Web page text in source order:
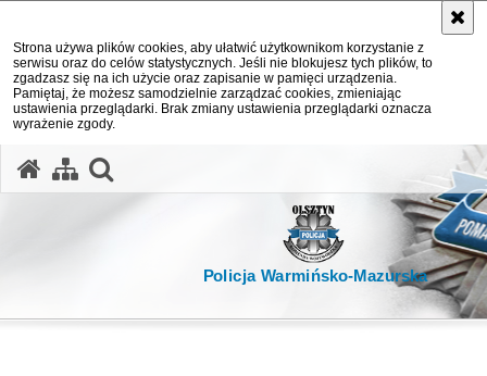
Strona używa plików cookies, aby ułatwić użytkownikom korzystanie z
serwisu oraz do celów statystycznych. Jeśli nie blokujesz tych plików, to
zgadzasz się na ich użycie oraz zapisanie w pamięci urządzenia.
Pamiętaj, że możesz samodzielnie zarządzać cookies, zmieniając
ustawienia przeglądarki. Brak zmiany ustawienia przeglądarki oznacza
wyrażenie zgody.
Policja Warmińsko-Mazurska